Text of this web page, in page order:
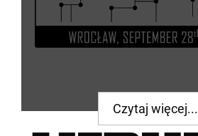
Czytaj więcej...